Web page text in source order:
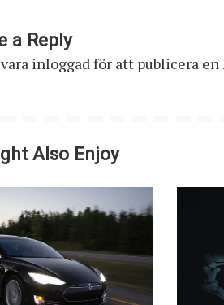
a Reply
inloggadför att publicera en
Also Enjoy